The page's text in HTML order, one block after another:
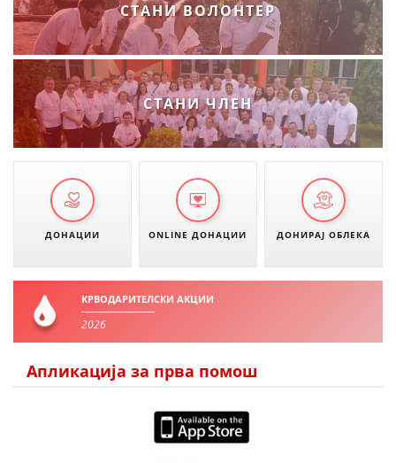
СОБРАНИЕ
СТРУКТУРА И ОРГАНИЗАЦИОНА ПОСТАВЕНОСТ
ДИСЕМИНАЦИЈА
MЕЃУНАРОДНО ХУМАНИТАРНО ПРАВО
УПОТРЕБА И ЗАШТИТА НА АМБЛЕМОТ
СОЦИЈАЛНО ХУМАНИТАРНА ДЕЈНОСТ
ИСТРАЖУВАЊЕ НА ЈАВНО МИСЛЕЊЕ
СТАНИ ВОЛОНТЕР
СТАНИ ЧЛЕН
ДОНАЦИИ ONLINE ДОНАЦИИ ДОНИРАЈ ОБЛЕКА
КРВОДАРИТЕЛСКИ АКЦИИ
2026
Апликација за прва помош